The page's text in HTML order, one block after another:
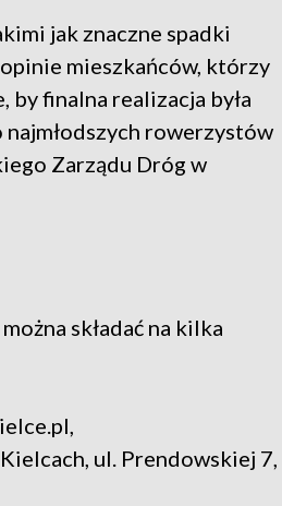
jak znaczne spadki
mieszkańców, którzy
finalna realizacja była
rowerzystów
Zarządu Dróg w
składać na kilka
ul. Prendowskiej 7,